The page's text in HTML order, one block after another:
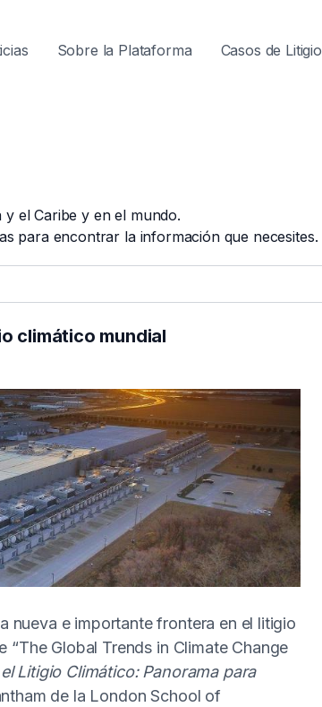
Navegación
Sobre la Plataforma Casos de Litigio
y el Caribe y en el mundo.
para encontrar la información que necesites.
climático mundial
nueva e importante frontera en el litigio
Global Trends in Climate Change
Litigio Climático: Panorama para
de la London School of